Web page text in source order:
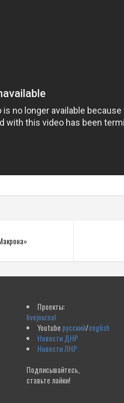
Проекты:
livejournal
Youtube русский/english
Новости ДНР
Новости ЛНР
Подписывайтесь,
ставьте лайки!